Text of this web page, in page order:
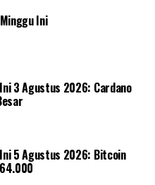
Ini
3 Agustus 2026: Cardano
5 Agustus 2026: Bitcoin